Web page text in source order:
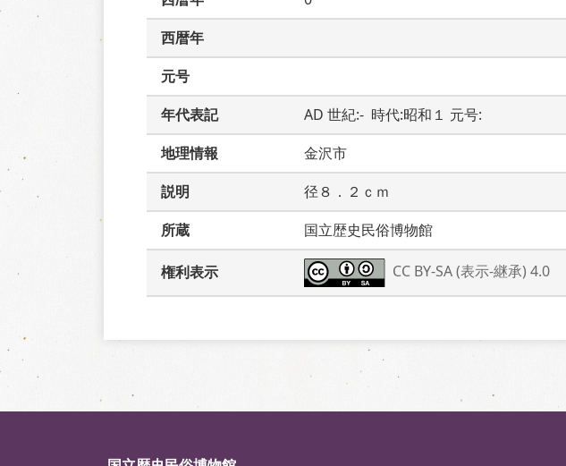
西暦年
元号
年代表記
AD 世紀:-  時代:昭和１ 元号:
地理情報
金沢市
説明
径８．２ｃｍ
所蔵
国立歴史民俗博物館
権利表示 CC BY-SA (表示-継承) 4.0